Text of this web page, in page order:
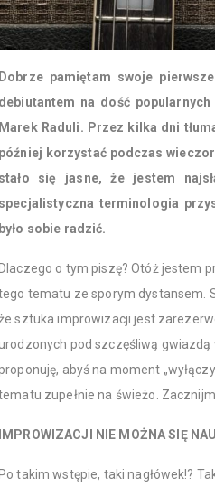
Dobrze pamiętam swoje
debiutantem na dość
Marek Raduli. Przez kilka dni
później korzystać podczas
stało się jasne, że jestem
specjalistyczna terminologia
było sobie radzić.
Dlaczego o tym piszę? Otóż jestem
tematu ze sporym dystansem.
sztuka improwizacji jest
pod szczęśliwą
abyś na moment
zupełnie na świeżo.
IMPROWIZACJI NIE MOŻNA SIĘ
Po takim wstępie, taki nagłówek!?